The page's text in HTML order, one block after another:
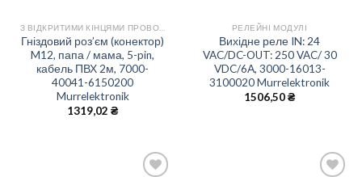
Гніздовий роз’єм (конектор)
M12, папа / мама, 5-pin,
кабель ПВХ 2м, 7000-
40041-6150200
Murrelektronik
1319,02 ₴
РЕЛЕЙНІ МОДУЛІ
Вихідне реле IN: 24
VAC/DC-OUT: 250 VAC/ 30
VDC/6А, 3000-16013-
3100020 Murrelektronik
1506,50₴